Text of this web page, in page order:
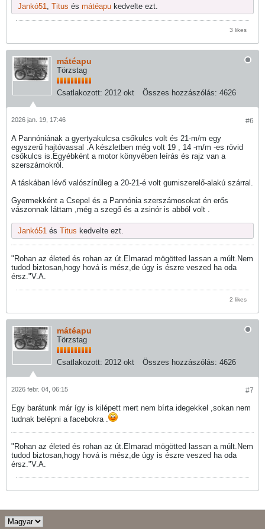
Jankó51, Titus és mátéapu kedvelte ezt.
3 likes
mátéapu
Törzstag
Csatlakozott: 2012 okt Összes hozzászólás: 4626
#6
2026 jan. 19, 17:46
A Pannóniának a gyertyakulcsa csőkulcs volt és 21-m/m egy
egyszerű hajtóvassal .A készletben még volt 19 , 14 -m/m -es rövid
csőkulcs is.Egyébként a motor könyvében leírás és rajz van a
szerszámokról.
A táskában lévő valószínűleg a 20-21-é volt gumiszerelő-alakú szárral.
Gyermekként a Csepel és a Pannónia szerszámosokat én erős
vászonnak láttam ,még a szegő és a zsinór is abból volt .
Jankó51 és Titus kedvelte ezt.
"Rohan az életed és rohan az út.Elmarad mögötted lassan a múlt.Nem
tudod biztosan,hogy hová is mész,de úgy is észre veszed ha oda
érsz."V.A.
2 likes
mátéapu
Törzstag
Csatlakozott: 2012 okt Összes hozzászólás: 4626
#7
2026 febr. 04, 06:15
Egy barátunk már így is kilépett mert nem bírta idegekkel ,sokan nem
tudnak belépni a facebokra .
"Rohan az életed és rohan az út.Elmarad mögötted lassan a múlt.Nem
tudod biztosan,hogy hová is mész,de úgy is észre veszed ha oda
érsz."V.A.